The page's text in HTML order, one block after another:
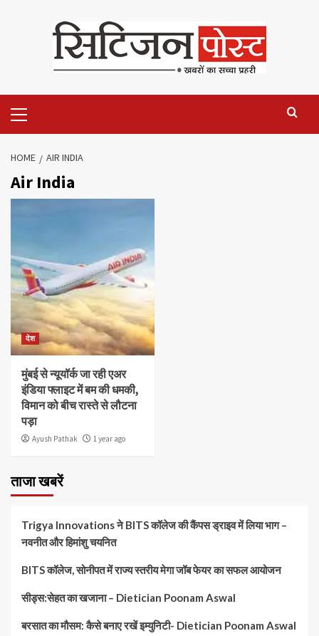
HOME AIR INDIA
Air India
देश
मुंबई से न्यूयॉर्क जा रही एअर
इंडिया फ्लाइट में बम की धमकी,
विमान को बीच रास्ते से लौटना
पड़ा
Ayush Pathak 1 year ago
ताजा खबरें
Trigya Innovations ने BITS कॉलेज की कैंपस ड्राइव में लिया भाग –
नवनीत और हिमांशु चयनित
BITS कॉलेज, सोनीपत में राज्य स्तरीय मेगा जॉब फेयर का सफल आयोजन
सीड्स:सेहत का खजाना – Dietician Poonam Aswal
बरसात का मौसम: कैसे बनाए रखें इम्युनिटी- Dietician Poonam Aswal